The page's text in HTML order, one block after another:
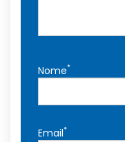
Nome*
Email*